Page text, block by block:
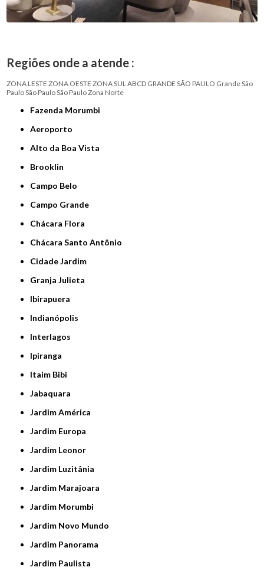
Regiões onde a atende :
ZONA LESTE ZONA OESTE ZONA SULABCD GRANDE SÃO PAULO Grande São
PauloSão PauloSão PauloZona Norte
Fazenda Morumbi
Aeroporto
Alto da Boa Vista
Brooklin
Campo Belo
Campo Grande
Chácara Flora
Chácara Santo Antônio
Cidade Jardim
Granja Julieta
Ibirapuera
Indianópolis
Interlagos
Ipiranga
Itaim Bibi
Jabaquara
Jardim América
Jardim Europa
Jardim Leonor
Jardim Luzitânia
Jardim Marajoara
Jardim Morumbi
Jardim Novo Mundo
Jardim Panorama
Jardim Paulista